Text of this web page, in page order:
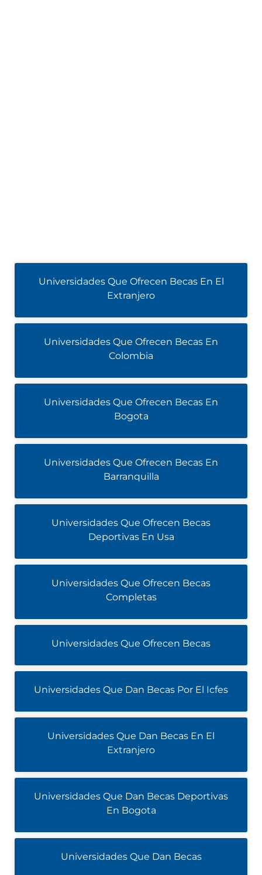
Universidades Que Ofrecen Becas En El
Extranjero
Universidades Que Ofrecen Becas En
Colombia
Universidades Que Ofrecen Becas En
Bogota
Universidades Que Ofrecen Becas En
Barranquilla
Universidades Que Ofrecen Becas
Deportivas En Usa
Universidades Que Ofrecen Becas
Completas
Universidades Que Ofrecen Becas
Universidades Que Dan Becas Por El Icfes
Universidades Que Dan Becas En El
Extranjero
Universidades Que Dan Becas Deportivas
En Bogota
Universidades Que Dan Becas